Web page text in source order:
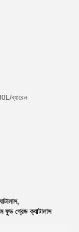
ব্যারেল
,
ফুড গ্রেড ক্যাটালাস